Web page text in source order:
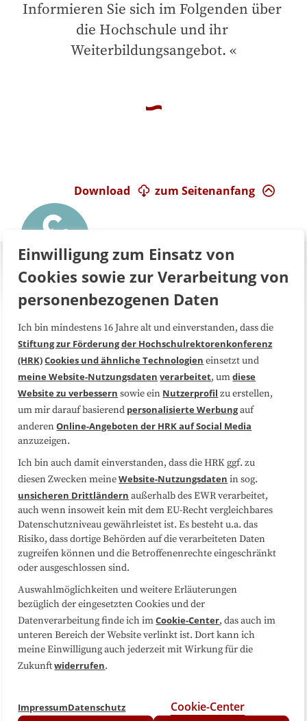
Informieren Sie sich im Folgenden über
die Hochschule und ihr
Weiterbildungsangebot.
zum Seitenanfang
Download
Über uns FAQ
Medienarbeit Kooperationen
Datenschutzerklärung Impressum
Sitemap
Folgen Sie uns
Einwilligung zum Einsatz von
Cookies sowie zur Verarbeitung von
personenbezogenen Daten
Ich bin mindestens 16 Jahre alt und einverstanden, dass die
Stiftung zur Förderung der Hochschulrektorenkonferenz
(HRK)Cookies und ähnliche Technologien einsetzt und
meine Website-Nutzungsdaten verarbeitet, umdiese
Website zu verbessern sowie ein Nutzerprofil zu erstellen,
um mir darauf basierend personalisierte Werbungauf
anderenOnline-Angeboten der HRK auf Social Media
anzuzeigen.
Ich bin auch damit einverstanden, dass die HRK ggf. zu
diesen Zwecken meineWebsite-Nutzungsdaten in sog.
unsicheren Drittländern außerhalb des EWR verarbeitet,
auch wenn insoweit kein mit dem EU-Recht vergleichbares
Datenschutzniveau gewährleistet ist. Es besteht u.a. das
Risiko, dass dortige Behörden auf die verarbeiteten Daten
zugreifen können und die Betroffenenrechte eingeschränkt
oder ausgeschlossen sind.
Auswahlmöglichkeiten und weitere Erläuterungen
bezüglich der eingesetzten Cookies und der
Datenverarbeitung finde ich imCookie-Center, das auch im
unteren Bereich der Website verlinkt ist. Dort kann ich
meine Einwilligung auch jederzeit mit Wirkung für die
Zukunftwiderrufen.
ImpressumDatenschutz Cookie-Center